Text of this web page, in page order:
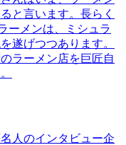
と言います。長らく
ーメンは、ミシュラ
遂げつつあります。
ラーメン店を巨匠自
人のインタビュー企